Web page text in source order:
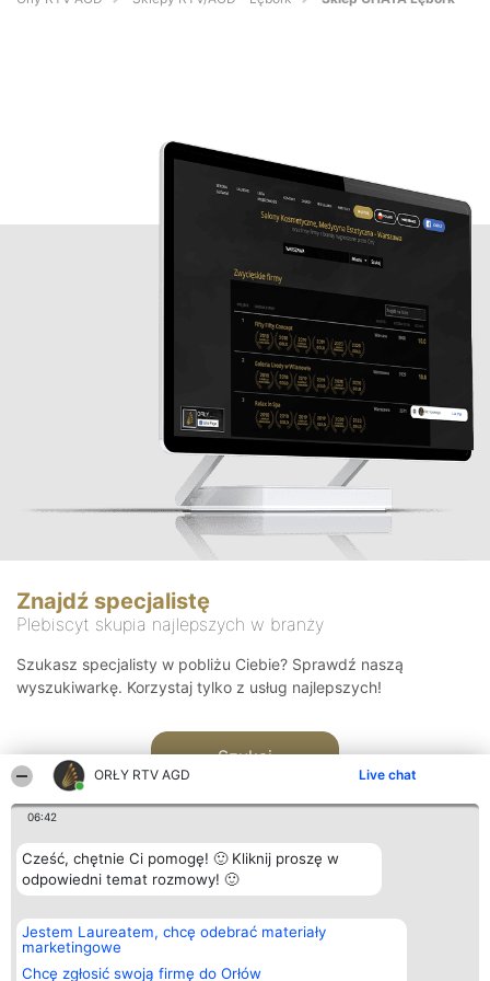
ORŁY RTV AGD Live chat
06:42
Cześć, chętnie Ci pomogę! 🙂 Kliknij proszę w
odpowiedni temat rozmowy! 🙂
Jestem Laureatem, chcę odebrać materiały
marketingowe
Chcę zgłosić swoją firmę do Orłów
Znajdź specjalistę
Plebiscyt skupia najlepszych w branży
Szukasz specjalisty w pobliżu Ciebie? Sprawdź naszą
wyszukiwarkę. Korzystaj tylko z usług najlepszych!
Szukaj
Organizator plebiscytu
Bright Side Solutions sp. z o.
o. sp. k.
ul. Ruska 22
Plebiscyt
Laureaci
wszystkich
Kontakt
Kontakt